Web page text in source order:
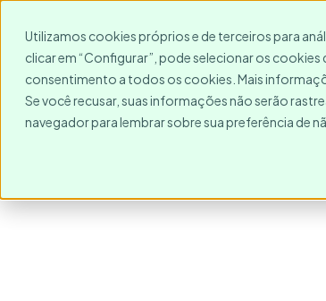
Utilizamos cookies próprios e de terceiros para
clicar em “Configurar”, pode selecionar os
consentimento a todos os cookies. Mais
Se você recusar, suas informações não serão
navegador para lembrar sobre sua preferência de
Para quem?